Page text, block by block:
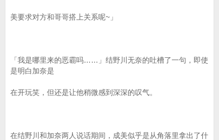
美要求对方和哥哥搭上关系呢~」
「我是哪里来的恶霸吗……」结野川无奈的吐槽了一句，即使
是明白加奈是
在开玩笑，但还是让他稍微感到深深的叹气。
在结野川和加奈两人说话期间，成美似乎是从角落里拿出了什